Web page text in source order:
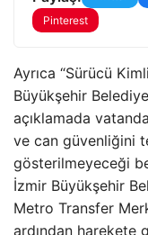
Pinterest
Ayrıca “Sürücü
Büyükşehir
açıklamada
ve can güvenliğini
gösterilmeyeceği
İzmir Büyükşehir
Metro Transfer
ardından harekete